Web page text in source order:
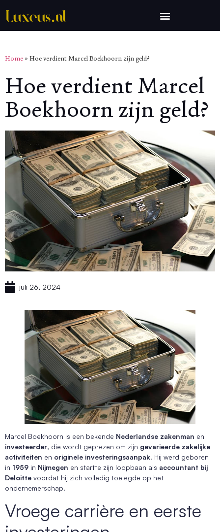
Home » Hoe verdient Marcel Boekhoorn zijn geld?
Hoe verdient Marcel
Boekhoorn zijn geld?
juli 26, 2024
Marcel Boekhoorn is een bekende Nederlandse zakenman en
investeerder, die wordt geprezen om zijn gevarieerde zakelijke
activiteiten en originele investeringsaanpak. Hij werd geboren
in 1959 in Nijmegen en startte zijn loopbaan als accountant bij
Deloitte voordat hij zich volledig toelegde op het
ondernemerschap.
Vroege carrière en eerste